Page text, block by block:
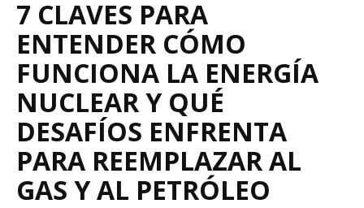
7 CLAVES PARA
ENTENDER CÓMO
FUNCIONA LA ENERGÍA
NUCLEAR Y QUÉ
DESAFÍOS ENFRENTA
PARA REEMPLAZAR AL
GAS Y AL PETRÓLEO